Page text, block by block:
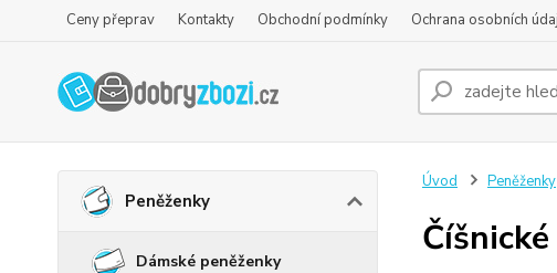
Ceny přeprav Kontakty Obchodní podmínky Ochrana osobních
Peněženky
Dámské peněženky
Úvod Peněženky